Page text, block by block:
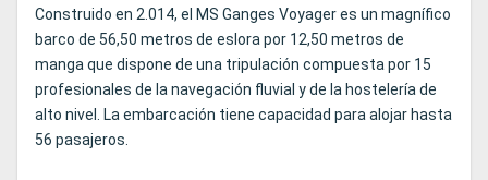
Construido en 2.014, el MS Ganges Voyager es un magnífico
barco de 56,50 metros de eslora por 12,50 metros de
manga que dispone de una tripulación compuesta por 15
profesionales de la navegación fluvial y de la hostelería de
alto nivel. La embarcación tiene capacidad para alojar hasta
56 pasajeros.